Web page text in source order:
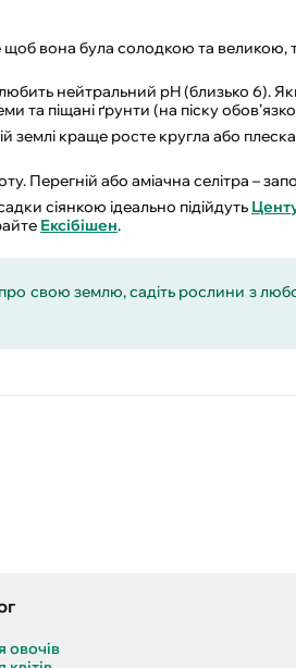
вона була солодкою та великою,
нейтральний pH (близько 6).
та піщані ґрунти (на піску
землі краще росте кругла або
Перегній або аміачна селітра –
сіянкою ідеально підійдуть
Ексібішен.
свою землю, садіть рослини з
овочів